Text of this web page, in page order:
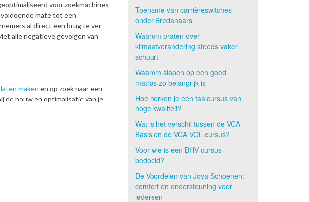
voor zoekmachines
mate tot een
al direct een brug te ver
alle negatieve gevolgen van
maken en op zoek naar een
de bouw en optimalisatie van je
Toename van carrièreswitches
onder Bredanaars
Waarom praten over
klimaatverandering steeds vaker
schuurt
Waarom slapen op een goed
matras zo belangrijk is
Hoe herken je een taalcursus van
hoge kwaliteit?
Wat is het verschil tussen de VCA
Basis en de VCA VOL cursus?
Voor wie is een BHV-cursus
bedoeld?
De Voordelen van Joya Schoenen:
comfort en ondersteuning voor
iedereen